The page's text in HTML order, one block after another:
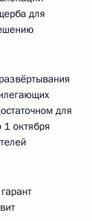
для
для
1 октября